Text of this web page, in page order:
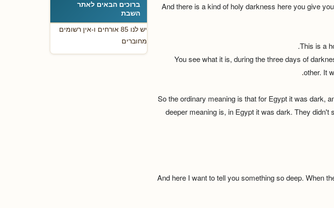
And there is a kind of holy darkness here you give
This is a
You see what it is, during the three days of
other. It
So the ordinary meaning is that for Egypt it was dark,
deeper meaning is, in Egypt it was dark. They
And here I want to tell you something so deep. When
ברוכים הבאים לאתר
השבת
יש לנו 85 אורחים ו-אין רשומים
מחוברים